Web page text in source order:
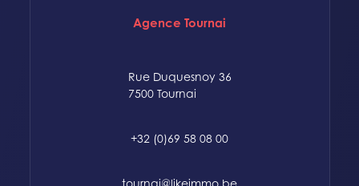
Agence Tournai
Rue Duquesnoy 36
7500 Tournai
+32 (0)69 58 08 00
tournai@likeimmo.be